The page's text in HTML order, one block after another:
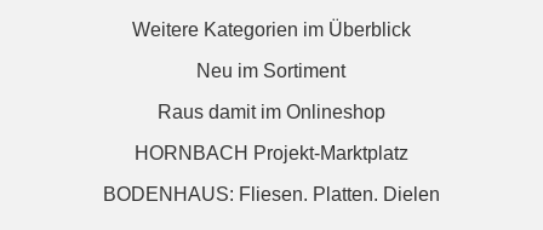
Weitere Kategorien im Überblick
Neu im Sortiment
Raus damit im Onlineshop
HORNBACH Projekt-Marktplatz
BODENHAUS: Fliesen. Platten. Dielen